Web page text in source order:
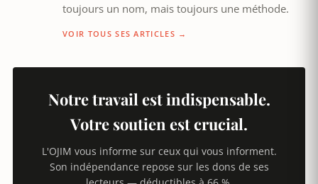
toujours un nom, mais toujours une méthode.
VOIR TOUS SES ARTICLES →
Notre travail est indispensable.
Votre soutien est crucial.
L'OJIM vous informe sur ceux qui vous informent.
Son indépendance repose sur les dons de ses